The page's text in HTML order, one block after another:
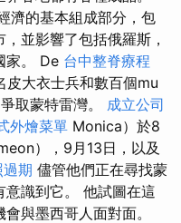
濟的基本組成部分，包
並影響了包括俄羅斯，
家。 De 台中整脊療程
大衣士兵和數百個mu
取蒙特雷灣。 成立公司
外燴菜單 Monica）於8
），9月13日，以及
期 儘管他們正在尋找蒙
識到它。 他試圖在這
與墨西哥人面對面。